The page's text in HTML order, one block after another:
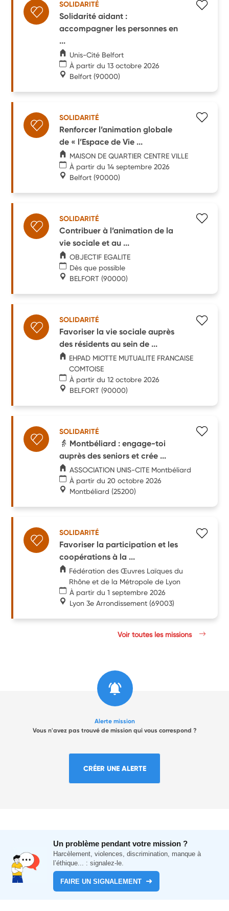
SOLIDARITÉ
Solidarité aidant :
accompagner les personnes en
...
Unis-Cité Belfort
À partir du 13 octobre 2026
Belfort (90000)
SOLIDARITÉ
Renforcer l’animation globale
de « l’Espace de Vie ...
MAISON DE QUARTIER CENTRE VILLE
À partir du 14 septembre 2026
Belfort (90000)
SOLIDARITÉ
Contribuer à l’animation de la
vie sociale et au ...
OBJECTIF EGALITE
Dès que possible
BELFORT (90000)
SOLIDARITÉ
Favoriser la vie sociale auprès
des résidents au sein de ...
EHPAD MIOTTE MUTUALITE FRANCAISE
COMTOISE
À partir du 12 octobre 2026
BELFORT (90000)
SOLIDARITÉ
👵 Montbéliard : engage-toi
auprès des seniors et crée ...
ASSOCIATION UNIS-CITE Montbéliard
À partir du 20 octobre 2026
Montbéliard (25200)
SOLIDARITÉ
Favoriser la participation et les
coopérations à la ...
Fédération des Œuvres Laïques du
Rhône et de la Métropole de Lyon
À partir du 1 septembre 2026
Lyon 3e Arrondissement (69003)
Voir toutes les missions
Alerte mission
Vous n'avez pas trouvé de mission qui vous correspond ?
CRÉER UNE ALERTE
Un problème pendant votre mission ?
Harcèlement, violences, discrimination, manque à
l’éthique... : signalez-le.
FAIRE UN SIGNALEMENT